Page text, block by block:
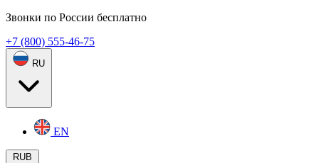
Звонки по России бесплатно
+7 (800) 555-46-75
RU
EN
RUB